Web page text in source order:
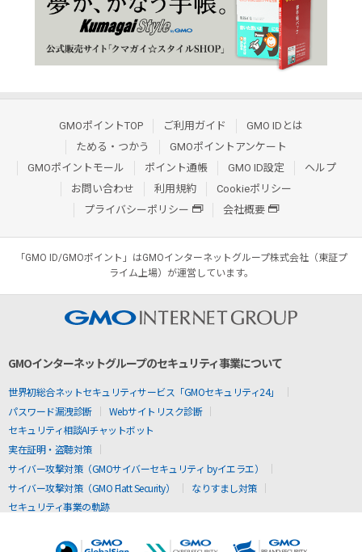
GMOポイントTOP ご利用ガイド
GMO IDとは
ためる・つかう
GMOポイントアンケート
GMOポイントモール
ポイント通帳 GMO ID設定
ヘルプ
お問い合わせ
利用規約
Cookieポリシー
プライバシーポリシー
会社概要
「GMO ID/GMOポイント」はGMOインターネットグループ株式会社（東証プ
ライム上場）が運営しています。
GMOインターネットグループのセキュリティ事業について
世界初総合ネットセキュリティサービス「GMOセキュリティ24」
パスワード漏洩診断
Webサイトリスク診断
セキュリティ相談AIチャットボット
実在証明・盗聴対策
サイバー攻撃対策（GMOサイバーセキュリティ byイエラエ）
サイバー攻撃対策（GMO Flatt Security）
なりすまし対策
セキュリティ事業の軌跡